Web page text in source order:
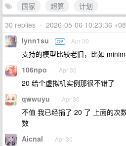
国家 超算
计划
30 replies • 2026-05-06 10:23:36
lynn1su OP Apr 30
支持的模型比较老旧，比如
106npo Apr 30
20 给个虚拟机实例那很不错了
qwwuyu Apr 30
不值 我已经捐了 20 了 上面的次
数
Aicnal Apr 30